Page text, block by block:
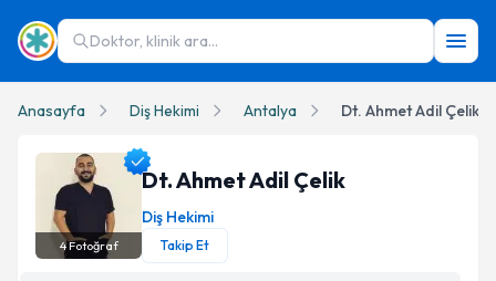
Doktor, klinik ara...
Anasayfa Diş Hekimi Antalya Dt. Ahmet Adil Çelik
4Fotoğraf
Dt. Ahmet Adil Çelik
Diş Hekimi
Takip Et